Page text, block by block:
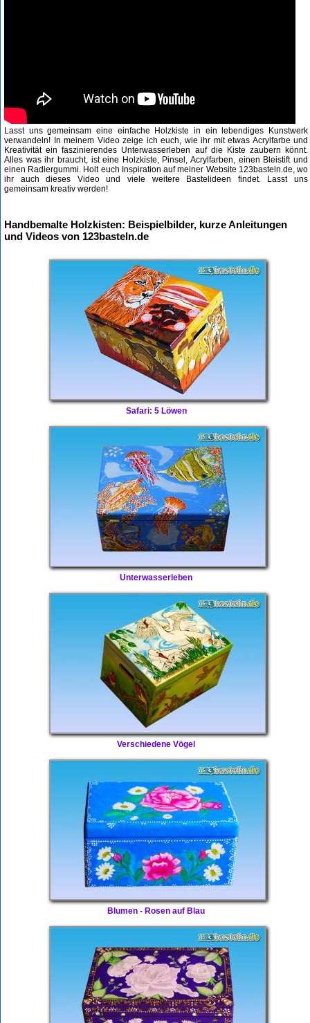
Lasst uns gemeinsam eine einfache Holzkiste in ein lebendiges Kunstwerk
verwandeln! In meinem Video zeige ich euch, wie ihr mit etwas Acrylfarbe und
Kreativität ein faszinierendes Unterwasserleben auf die Kiste zaubern könnt.
Alles was ihr braucht, ist eine Holzkiste, Pinsel, Acrylfarben, einen Bleistift und
einen Radiergummi. Holt euch Inspiration auf meiner Website 123basteln.de, wo
ihr auch dieses Video und viele weitere Bastelideen findet. Lasst uns
gemeinsam kreativ werden!
Handbemalte Holzkisten: Beispielbilder, kurze Anleitungen
und Videos von 123basteln.de
Safari: 5 Löwen
Unterwasserleben
Verschiedene Vögel
Blumen - Rosen auf Blau